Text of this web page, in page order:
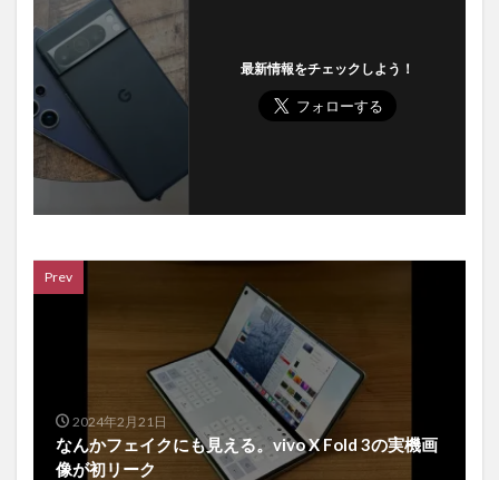
最新情報をチェックしよう！
Prev
2024年2月21日
なんかフェイクにも見える。vivo X Fold 3の実機画
像が初リーク